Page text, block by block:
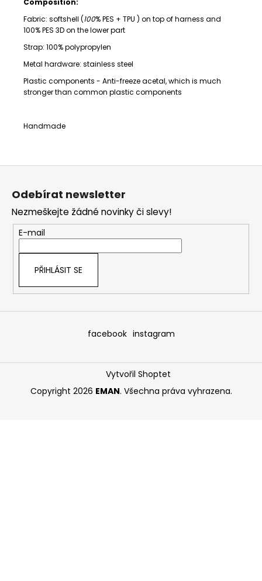
Composition:
Fabric: softshell (100% PES + TPU ) on top of harness and
100% PES 3D on the lower part
Strap: 100% polypropylen
Metal hardware: stainless steel
Plastic components - Anti-freeze acetal,which is much
stronger than common plastic components
Handmade
Odebírat newsletter
Nezmeškejte žádné novinky či slevy!
E-mail
PŘIHLÁSIT SE
facebook instagram
Vytvořil Shoptet
Copyright 2026 EMAN. Všechna práva vyhrazena.